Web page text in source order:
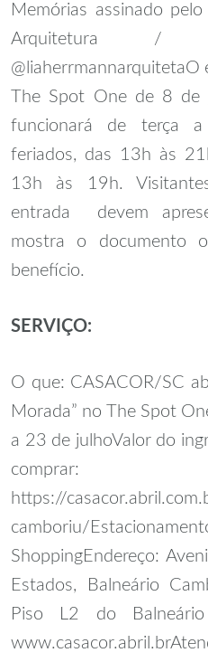
Memórias assinado
Arquitetura /
@liaherrmannarquitetaO
The Spot One de 8
funcionará de terça
feriados, das 13h às
13h às 19h.
entrada devem
mostra o documento
benefício.
SERVIÇO:
O que: CASACOR/SC
Morada” no The Spot
a 23 de julhoValor do
comprar:
https://
camboriu/
ShoppingEndereço:
Estados, Balneário
Piso L2 do Balneário
www.casacor.abril.br